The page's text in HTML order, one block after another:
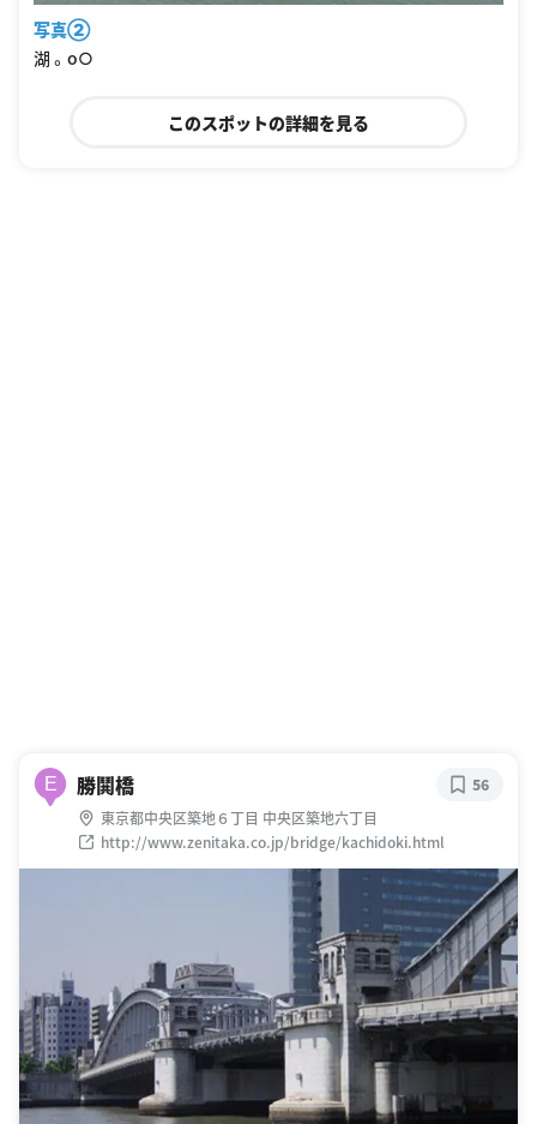
写真②
湖 。o○
このスポットの詳細を見る
E 勝鬨橋
東京都中央区築地６丁目 中央区築地六丁目
http://www.zenitaka.co.jp/bridge/kachidoki.html
56